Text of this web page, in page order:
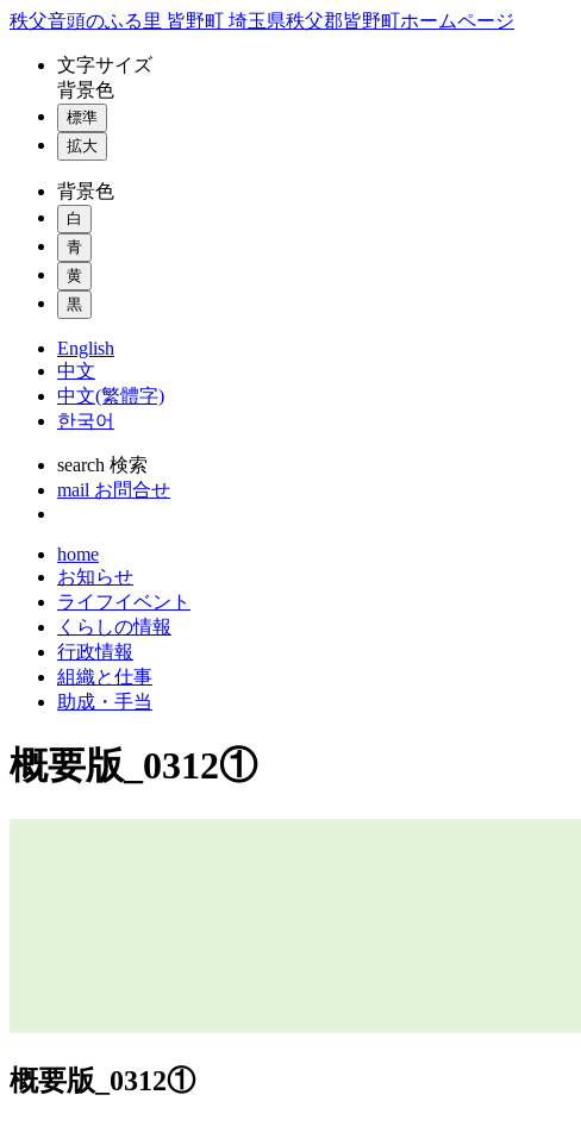
コ
秩父音頭のふる里 皆野町 埼玉県秩父郡皆野町ホームページ
文字サイズ
背景色
標準
拡大
背景色
白
青
黄
黒
English
中文
中文(繁體字)
한국어
search 検索
mail お問合せ
home
お知らせ
ライフイベント
くらしの情報
行政情報
組織と仕事
助成・手当
概要版_0312①
概要版_0312①